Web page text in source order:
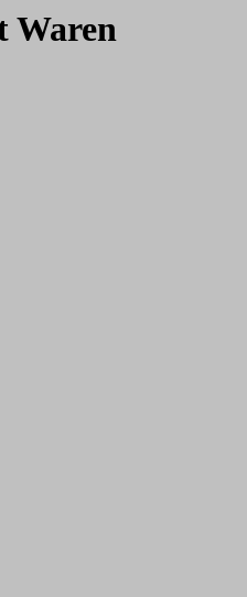
Waren